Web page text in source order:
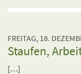
FREITAG, 18.
Staufen,
[…]